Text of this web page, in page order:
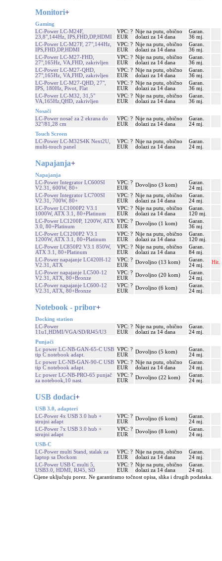
Monitori+
Gaming
LC-Power LC-M24F,
23,8",144Hz, IPS,FHD,DP,HDMI
VPC: ?
EUR
Nije na putu, obično
dolazi za 14 dana
Garan.
36 mj.
LC-Power LC-M27F, 27",144Hz,
IPS,FHD,DP,HDMI
VPC: ?
EUR
Nije na putu, obično
dolazi za 14 dana
Garan.
36 mj.
LC-Power LC-M27-FHD,
27",165Hz, VA,FHD, zakrivljen
VPC: ?
EUR
Nije na putu, obično
dolazi za 14 dana
Garan.
36 mj.
LC-Power LC-M27-QHD,
27",165Hz, VA,FHD, zakrivljen
VPC: ?
EUR
Nije na putu, obično
dolazi za 14 dana
Garan.
36 mj.
LC-Power LC-M27-QHD, 27",
IPS, 180Hz, Pivot, Flat
VPC: ?
EUR
Nije na putu, obično
dolazi za 14 dana
Garan.
36 mj.
LC-Power LC-M32, 31,5"
VA,165Hz,QHD, zakrivljen
VPC: ?
EUR
Nije na putu, obično
dolazi za 14 dana
Garan.
36 mj.
Nosači
LC-Power nosač za 2 ekrana do
32"/81,28 cm
VPC: ?
EUR
Nije na putu, obično
dolazi za 14 dana
Garan.
24 mj.
Touch Screen
LC-Power LC-M32S4K Next2U,
multi-touch panel
VPC: ?
EUR
Nije na putu, obično
dolazi za 14 dana
Garan.
24 mj.
Napajanja+
Napajanja
LC-Power Integrator LC600SI
V2.31, 600W, 80+
VPC: ?
EUR
Dovoljno (3 kom)
Garan.
24 mj.
LC-Power Integrator LC700SI
V2.31, 700W, 80+
VPC: ?
EUR
Nije na putu, obično
dolazi za 14 dana
Garan.
24 mj.
LC-Power LC1000P2 V3.1
1000W, ATX 3.1, 80+Platinum
VPC: ?
EUR
Nije na putu, obično
dolazi za 14 dana
Garan.
120 mj.
LC-Power LC1200P, 1200W, ATX
3.0, 80+Platinum
VPC: ?
EUR
Dovoljno (1 kom)
Garan.
36 mj.
LC-Power LC1200P2 V3.1
1200W, ATX 3.1, 80+Platinum
VPC: ?
EUR
Nije na putu, obično
dolazi za 14 dana
Garan.
120 mj.
LC-Power LC850P2 V3.1 850W,
ATX 3.1, 80+Platinum
VPC: ?
EUR
Nije na putu, obično
dolazi za 14 dana
Garan.
84 mj.
LC-Power napajanje LC420H-12
V2.31, ATX
VPC: ?
EUR
Dovoljno (13 kom)
Garan.
24 mj.
Hit.
LC-Power napajanje LC500-12
V2.31, ATX, 80+Bronze
VPC: ?
EUR
Dovoljno (20 kom)
Garan.
24 mj.
LC-Power napajanje LC600-12
V2.31, ATX, 80+Bronze
VPC: ?
EUR
Dovoljno (6 kom)
Garan.
24 mj.
Notebook - pribor+
Docking station
LC-Power
11u1,HDMI/VGA/SD/RJ45/U3
VPC: ?
EUR
Nije na putu, obično
dolazi za 14 dana
Garan.
24 mj.
Punjači
Lc power LC-NB-GAN-65-C USB
tip C notebook adapt.
VPC: ?
EUR
Dovoljno (5 kom)
Garan.
24 mj.
Lc power LC-NB-GAN-90-C USB
tip C notebook adapt.
VPC: ?
EUR
Nije na putu, obično
dolazi za 14 dana
Garan.
24 mj.
Lc power LC-NB-PRO-65 punjač
za notebook,10 nast.
VPC: ?
EUR
Dovoljno (22 kom)
Garan.
24 mj.
USB dodaci+
USB 3.0, adapteri
LC-Power 4x USB 3.0 hub +
strujni adapt
VPC: ?
EUR
Dovoljno (6 kom)
Garan.
24 mj.
LC-Power 7x USB 3.0 hub +
strujni adapt
VPC: ?
EUR
Dovoljno (8 kom)
Garan.
24 mj.
USB-C
LC-Power multi Stand, stalak za
laptop sa Dockom
VPC: ?
EUR
Nije na putu, obično
dolazi za 14 dana
Garan.
24 mj.
LC-Power USB C multi 5,
USB3.0, HDMI, RJ45, SD
VPC: ?
EUR
Nije na putu, obično
dolazi za 14 dana
Garan.
24 mj.
Cijene uključuju porez. Ne garantiramo točnost opisa, slika i drugih podataka.